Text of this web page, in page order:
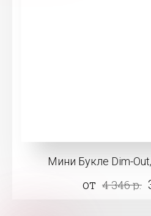
Мини Букле Dim-
от 4 346 р.